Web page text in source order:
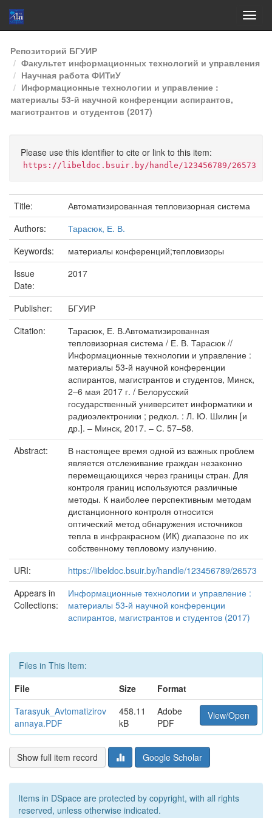
Skip
navigation
Репозиторий БГУИР
Факультет информационных технологий и управления
Научная работа ФИТиУ
Информационные технологии и управление :
материалы 53-й научной конференции аспирантов,
магистрантов и студентов (2017)
Please use this identifier to cite or link to this item:
https://libeldoc.bsuir.by/handle/123456789/26573
Title:
Автоматизированная тепловизорная система
Authors:
Тарасюк, Е. В.
Keywords:
материалы конференций;тепловизоры
Issue
Date:
2017
Publisher:
БГУИР
Citation:
Тарасюк, Е. В.Автоматизированная
тепловизорная система / Е. В. Тарасюк //
Информационные технологии и управление :
материалы 53-й научной конференции
аспирантов, магистрантов и студентов, Минск,
2–6 мая 2017 г. / Белорусский
государственный университет информатики и
радиоэлектроники ; редкол. : Л. Ю. Шилин [и
др.]. – Минск, 2017. – С. 57–58.
Abstract:
В настоящее время одной из важных проблем
является отслеживание граждан незаконно
перемещающихся через границы стран. Для
контроля границ используются различные
методы. К наиболее перспективным методам
дистанционного контроля относится
оптический метод обнаружения источников
тепла в инфракрасном (ИК) диапазоне по их
собственному тепловому излучению.
URI:
https://libeldoc.bsuir.by/handle/123456789/26573
Appears in
Collections:
Информационные технологии и управление :
материалы 53-й научной конференции
аспирантов, магистрантов и студентов (2017)
Files in This Item:
File
Size
Format
Tarasyuk_Avtomatizirov
annaya.PDF
458.11
kB
Adobe
PDF
View/Open
Show full item record Google Scholar
Items in DSpace are protected by copyright, with all rights
reserved, unless otherwise indicated.